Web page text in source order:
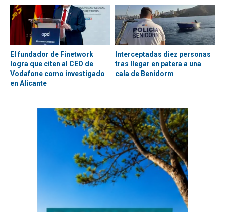
El fundador de Finetwork
logra que citen al CEO de
Vodafone como investigado
en Alicante
Interceptadas diez personas
tras llegar en patera a una
cala de Benidorm